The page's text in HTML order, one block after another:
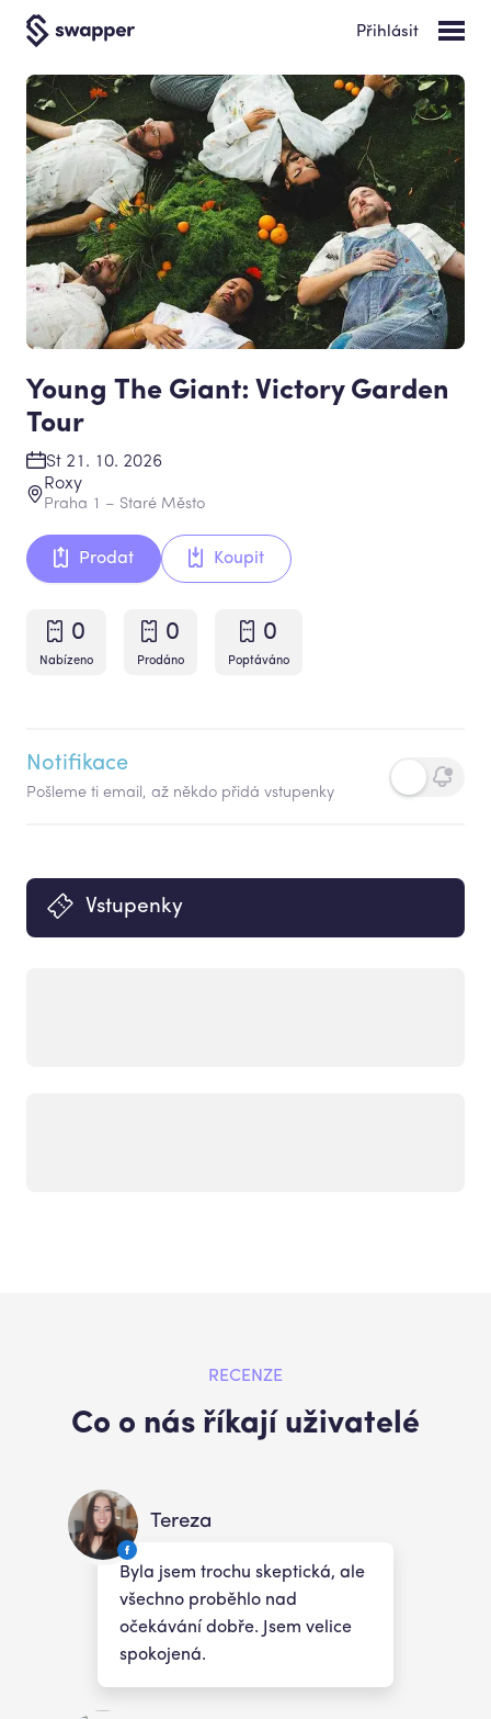
Přihlásit
Young The Giant: Victory Garden
Tour
St 21. 10. 2026
Roxy
Praha 1 – Staré Město
Prodat Koupit
0
Nabízeno
0
Prodáno
0
Poptáváno
Notifikace
Pošleme ti email, až někdo přidá vstupenky
Vstupenky
RECENZE
Co o nás říkají uživatelé
Tereza
Byla jsem trochu skeptická, ale
všechno proběhlo nad
očekávání dobře. Jsem velice
spokojená.